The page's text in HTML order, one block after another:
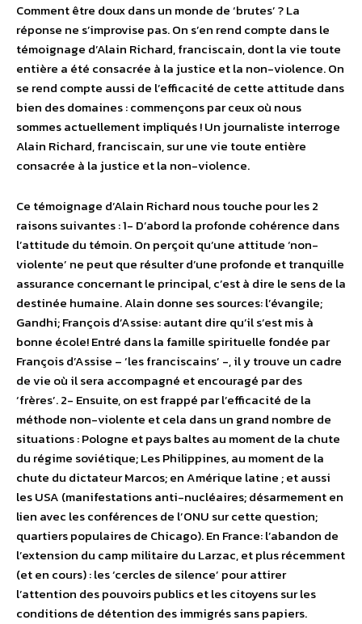
Comment être doux dans un monde de ‘brutes’ ? La
réponse ne s’improvise pas. On s’en rend compte dans le
témoignage d’Alain Richard, franciscain, dont la vie toute
entière a été consacrée à la justice et la non-violence. On
se rend compte aussi de l’efficacité de cette attitude dans
bien des domaines : commençons par ceux où nous
sommes actuellement impliqués ! Un journaliste interroge
Alain Richard, franciscain, sur une vie toute entière
consacrée à la justice et la non-violence.
Ce témoignage d’Alain Richard nous touche pour les 2
raisons suivantes : 1- D’abord la profonde cohérence dans
l’attitude du témoin. On perçoit qu’une attitude ‘non-
violente’ ne peut que résulter d’une profonde et tranquille
assurance concernant le principal, c’est à dire le sens de la
destinée humaine. Alain donne ses sources: l’évangile;
Gandhi; François d’Assise: autant dire qu’il s’est mis à
bonne école! Entré dans la famille spirituelle fondée par
François d’Assise – ‘les franciscains’ -, il y trouve un cadre
de vie où il sera accompagné et encouragé par des
‘frères’. 2- Ensuite, on est frappé par l’efficacité de la
méthode non-violente et cela dans un grand nombre de
situations : Pologne et pays baltes au moment de la chute
du régime soviétique; Les Philippines, au moment de la
chute du dictateur Marcos; en Amérique latine ; et aussi
les USA (manifestations anti-nucléaires; désarmement en
lien avec les conférences de l’ONU sur cette question;
quartiers populaires de Chicago). En France: l’abandon de
l’extension du camp militaire du Larzac, et plus récemment
(et en cours) : les ‘cercles de silence’ pour attirer
l’attention des pouvoirs publics et les citoyens sur les
conditions de détention des immigrés sans papiers.